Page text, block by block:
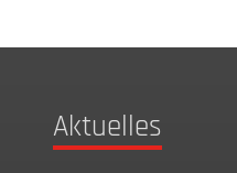
Aktuelles